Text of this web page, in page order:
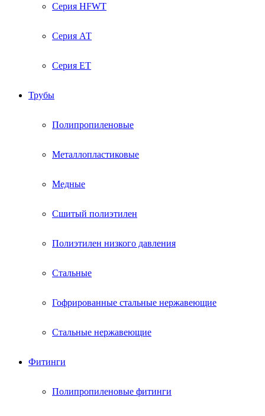
Серия HFWT
Серия АТ
Серия ЕТ
Трубы
Полипропиленовые
Металлопластиковые
Медные
Сшитый полиэтилен
Полиэтилен низкого давления
Стальные
Гофрированные стальные нержавеющие
Стальные нержавеющие
Фитинги
Полипропиленовые фитинги